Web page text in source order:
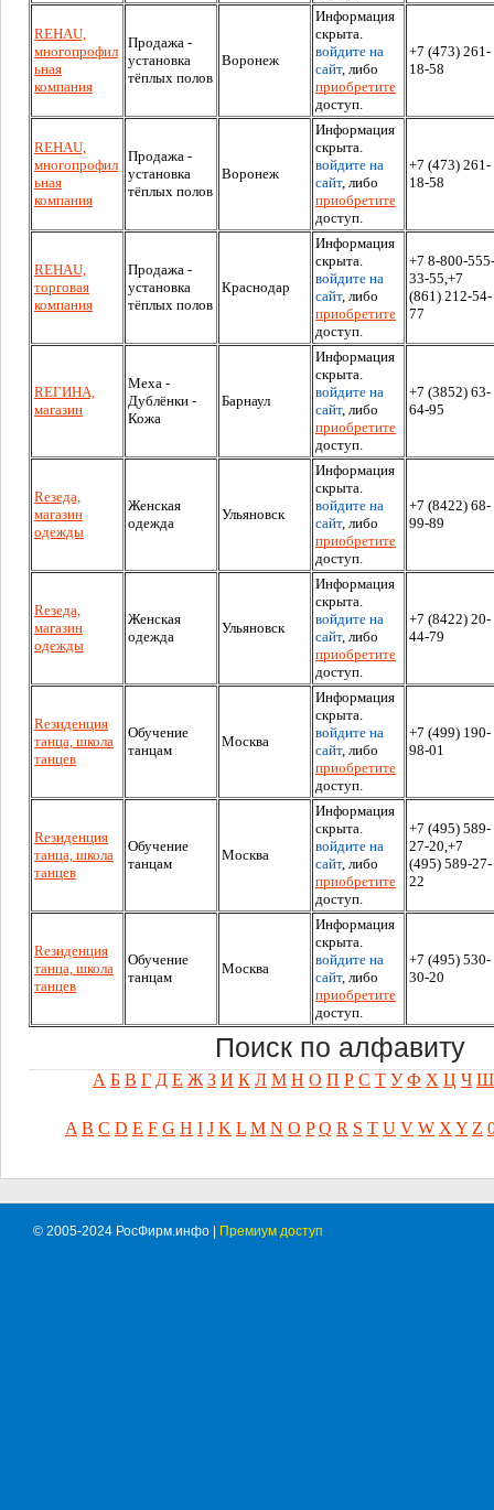
RЕHAU,
многопрофил
ьная
компания
Продажа -
установка
тёплых полов
Воронеж
Информация
скрыта.
войдите на
сайт, либо
приобретите
доступ.
+7 (473) 261-
18-58
RЕHAU,
многопрофил
ьная
компания
Продажа -
установка
тёплых полов
Воронеж
Информация
скрыта.
войдите на
сайт, либо
приобретите
доступ.
+7 (473) 261-
18-58
RЕHAU,
торговая
компания
Продажа -
установка
тёплых полов
Краснодар
Информация
скрыта.
войдите на
сайт, либо
приобретите
доступ.
+7 8-800-555-
33-55,+7
(861) 212-54-
77
RЕГИНА,
магазин
Меха -
Дублёнки -
Кожа
Барнаул
Информация
скрыта.
войдите на
сайт, либо
приобретите
доступ.
+7 (3852) 63-
64-95
Rезеда,
магазин
одежды
Женская
одежда
Ульяновск
Информация
скрыта.
войдите на
сайт, либо
приобретите
доступ.
+7 (8422) 68-
99-89
Rезеда,
магазин
одежды
Женская
одежда
Ульяновск
Информация
скрыта.
войдите на
сайт, либо
приобретите
доступ.
+7 (8422) 20-
44-79
Rезиденция
танца, школа
танцев
Обучение
танцам
Москва
Информация
скрыта.
войдите на
сайт, либо
приобретите
доступ.
+7 (499) 190-
98-01
Rезиденция
танца, школа
танцев
Обучение
танцам
Москва
Информация
скрыта.
войдите на
сайт, либо
приобретите
доступ.
+7 (495) 589-
27-20,+7
(495) 589-27-
22
Rезиденция
танца, школа
танцев
Обучение
танцам
Москва
Информация
скрыта.
войдите на
сайт, либо
приобретите
доступ.
+7 (495) 530-
30-20
Поиск по алфавиту
А Б В Г Д Е Ж З И К Л М Н О П Р С Т У Ф Х Ц Ч Ш
A B C D E F G H I J K L M N O P Q R S T U V W X Y Z
© 2005-2024 РосФирм.инфо | Премиум доступ